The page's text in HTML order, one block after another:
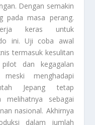
Dengan semakin
pada masa perang.
keras untuk
ini. Uji coba awal
termasuk kesulitan
dan kegagalan
menghadapi
Jepang tetap
melihatnya sebagai
nasional. Akhirnya
dalam jumlah